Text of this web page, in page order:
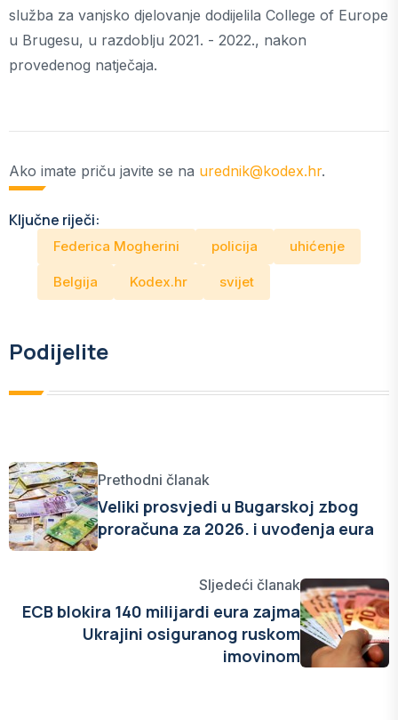
služba za vanjsko djelovanje dodijelila College of Europe
u Brugesu, u razdoblju 2021. - 2022., nakon
provedenog natječaja.
Ako imate priču javite se na urednik@kodex.hr.
Ključne riječi:
Federica Mogherini policija uhićenje
Belgija Kodex.hr svijet
Podijelite
Prethodni članak
Veliki prosvjedi u Bugarskoj zbog
proračuna za 2026. i uvođenja eura
Sljedeći članak
ECB blokira 140 milijardi eura zajma
Ukrajini osiguranog ruskom
imovinom